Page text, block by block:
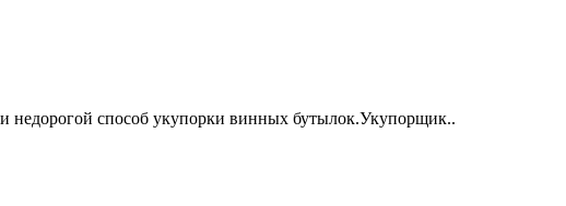
недорогой способ укупорки винных бутылок.Укупорщик..